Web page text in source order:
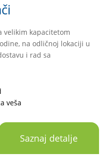
velikim kapacitetom
na odličnoj lokaciji u
i rad sa
veša
Saznaj detalje